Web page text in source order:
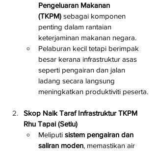
Pengeluaran Makanan
(TKPM) sebagai komponen
penting dalam rantaian
keterjaminan makanan negara.
Pelaburan kecil tetapi berimpak
besar kerana infrastruktur asas
seperti pengairan dan jalan
ladang secara langsung
meningkatkan produktiviti peserta.
Skop Naik Taraf Infrastruktur TKPM
Rhu Tapai (Setiu)
Meliputi sistem pengairan dan
saliran moden, memastikan air